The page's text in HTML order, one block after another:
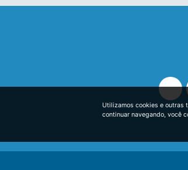
Utilizamos cookies e outras
continuar navegando, você